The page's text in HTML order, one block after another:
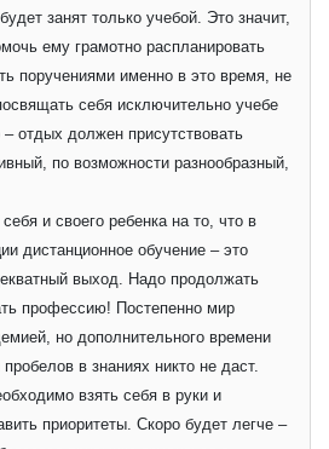
занят только учебой. Это значит,
ему грамотно распланировать
поручениями именно в это время, не
себя исключительно учебе
– отдых должен присутствовать
по возможности разнообразный,
и своего ребенка на то, что в
дистанционное обучение – это
выход. Надо продолжать
профессию! Постепенно мир
но дополнительного времени
в знаниях никто не даст.
взять себя в руки и
приоритеты. Скоро будет легче –